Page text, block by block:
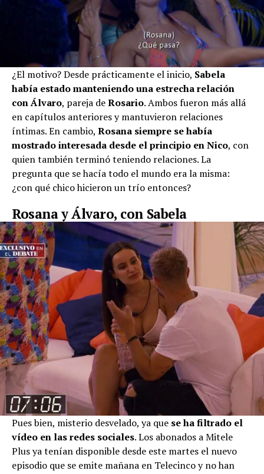
¿El motivo? Desde prácticamente el inicio, Sabela
había estado manteniendo una estrecha relación
con Álvaro, pareja deRosario. Ambos fueron más allá
en capítulos anteriores y mantuvieron relaciones
íntimas. En cambio, Rosana siempre se había
mostrado interesada desde el principio en Nico, con
quien también terminó teniendo relaciones. La
pregunta que se hacía todo el mundo era la misma:
¿con qué chico hicieron un trío entonces?
Rosana y Álvaro, con Sabela
Pues bien, misterio desvelado, ya que se ha filtrado el
vídeo en las redes sociales. Los abonados a Mitele
Plus ya tenían disponible desde este martes el nuevo
episodio que se emite mañana en Telecinco y no han